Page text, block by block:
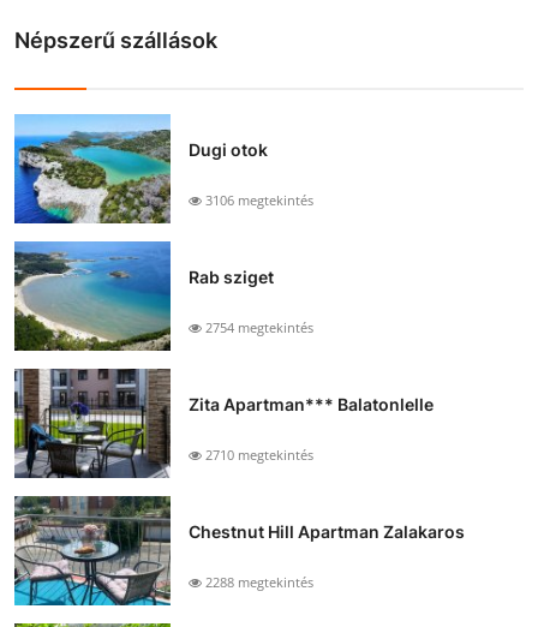
Népszerű szállások
Dugi otok
3106 megtekintés
Rab sziget
2754 megtekintés
Zita Apartman*** Balatonlelle
2710 megtekintés
Chestnut Hill Apartman Zalakaros
2288 megtekintés